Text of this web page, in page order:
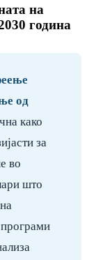
на
година
од
како
за
во
што